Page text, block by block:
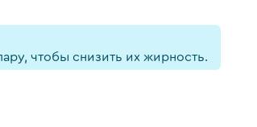
чтобы снизить их жирность.